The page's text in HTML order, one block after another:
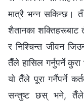
मात्रै भन्‍न सकिन्छ।
शैतानका
र निश्‍चिन्त जीवन
तैँले हासिल गर्नुपर्ने
यो तैँले पूरा गर्नैपर्ने
सन्तुष्ट छस्‌ भने, तैँले